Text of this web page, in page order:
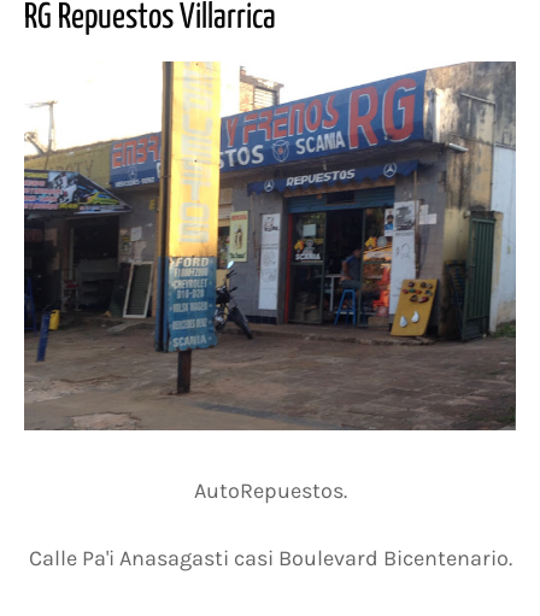
RG Repuestos Villarrica
AutoRepuestos.
Calle Pa'i Anasagasti casi Boulevard Bicentenario.